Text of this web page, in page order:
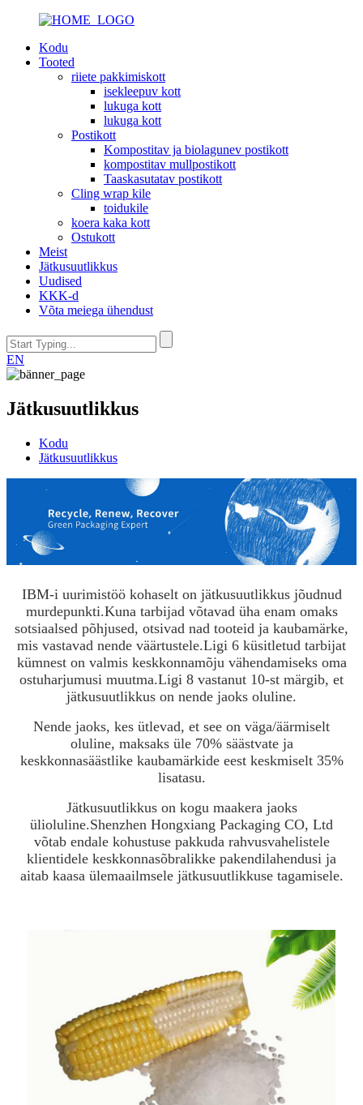
Kodu
Tooted
riiete pakkimiskott
isekleepuv kott
lukuga kott
lukuga kott
Postikott
Kompostitav ja biolagunev postikott
kompostitav mullpostikott
Taaskasutatav postikott
Cling wrap kile
toidukile
koera kaka kott
Ostukott
Meist
Jätkusuutlikkus
Uudised
KKK-d
Võta meiega ühendust
EN
Jätkusuutlikkus
Kodu
Jätkusuutlikkus
IBM-i uurimistöö kohaselt on jätkusuutlikkus jõudnud
murdepunkti.Kuna tarbijad võtavad üha enam omaks
sotsiaalsed põhjused, otsivad nad tooteid ja kaubamärke,
mis vastavad nende väärtustele.Ligi 6 küsitletud tarbijat
kümnest on valmis keskkonnamõju vähendamiseks oma
ostuharjumusi muutma.Ligi 8 vastanut 10-st märgib, et
jätkusuutlikkus on nende jaoks oluline.
Nende jaoks, kes ütlevad, et see on väga/äärmiselt
oluline, maksaks üle 70% säästvate ja
keskkonnasäästlike kaubamärkide eest keskmiselt 35%
lisatasu.
Jätkusuutlikkus on kogu maakera jaoks
ülioluline.Shenzhen Hongxiang Packaging CO, Ltd
võtab endale kohustuse pakkuda rahvusvahelistele
klientidele keskkonnasõbralikke pakendilahendusi ja
aitab kaasa ülemaailmsele jätkusuutlikkuse tagamisele.